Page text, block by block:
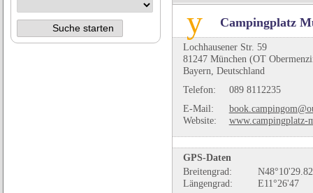
Campingplatz
Lochhausener Str. 59
81247 München (OT
Bayern, Deutschland
Telefon:
089 8112235
E-Mail:
Website:
www.campingplatz-
GPS-Daten
Breitengrad:
N48°10'29.82
Längengrad:
E11°26'47